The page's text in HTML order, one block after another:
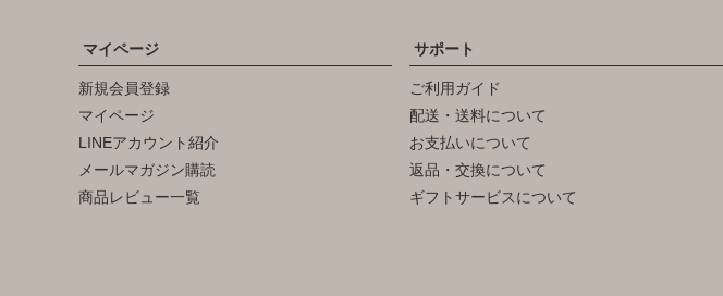
マイページ
新規会員登録
マイページ
LINEアカウント紹介
メールマガジン購読
商品レビュー一覧
サポート
ご利用ガイド
配送・送料について
お支払いについて
返品・交換について
ギフトサービスについて